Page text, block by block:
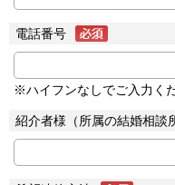
電話番号
※ハイフンなしでご入力く
紹介者様（所属の結婚相談